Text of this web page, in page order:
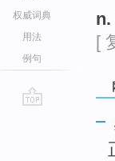
权威词典
用法
例句
n.
[